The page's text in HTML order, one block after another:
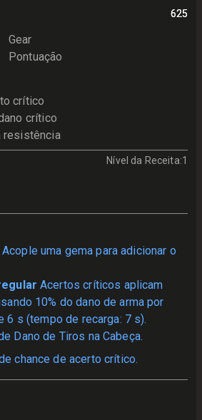
625
625
Gear
Pontuação
crítico
crítico
resistência
Nível da Receita:1
Acople uma gema para adicionar o
Acertos críticos aplicam
10% do dano de arma por
6 s (tempo de recarga: 7 s).
Dano de Tiros na Cabeça.
chance de acerto crítico.